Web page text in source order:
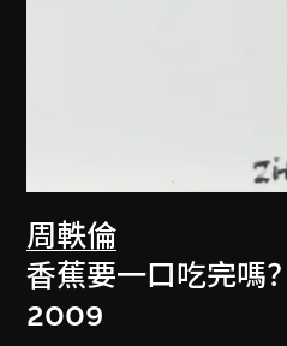
周軼倫
香蕉要一口吃完嗎？
2009